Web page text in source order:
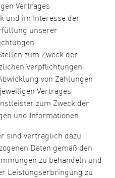
Vertrages
und im Interesse der
unserer
zum Zweck der
Verpflichtungen
von Zahlungen
Vertrages
zum Zweck der
und Informationen
sind vertraglich dazu
Daten gemäß den
zu behandeln und
Leistungserbringung zu